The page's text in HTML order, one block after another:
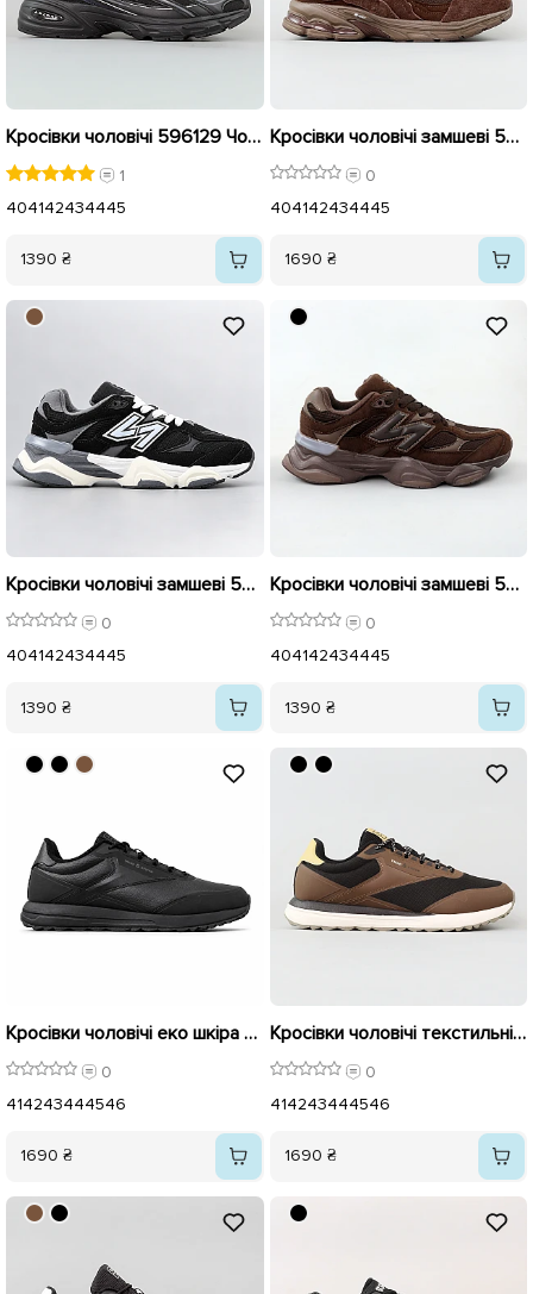
Кросівки чоловічі 596129 Чорні
1
404142434445
1390 ₴
Кросівки чоловічі замшеві 596127 Коричневі
0
404142434445
1690 ₴
Кросівки чоловічі замшеві 596131 Чорні
0
404142434445
1390 ₴
Кросівки чоловічі замшеві 596132 Коричневі
0
404142434445
1390 ₴
Кросівки чоловічі еко шкіра 595942 Чорні
0
414243444546
1690 ₴
Кросівки чоловічі текстильні 595943 Коричневі
0
414243444546
1690 ₴